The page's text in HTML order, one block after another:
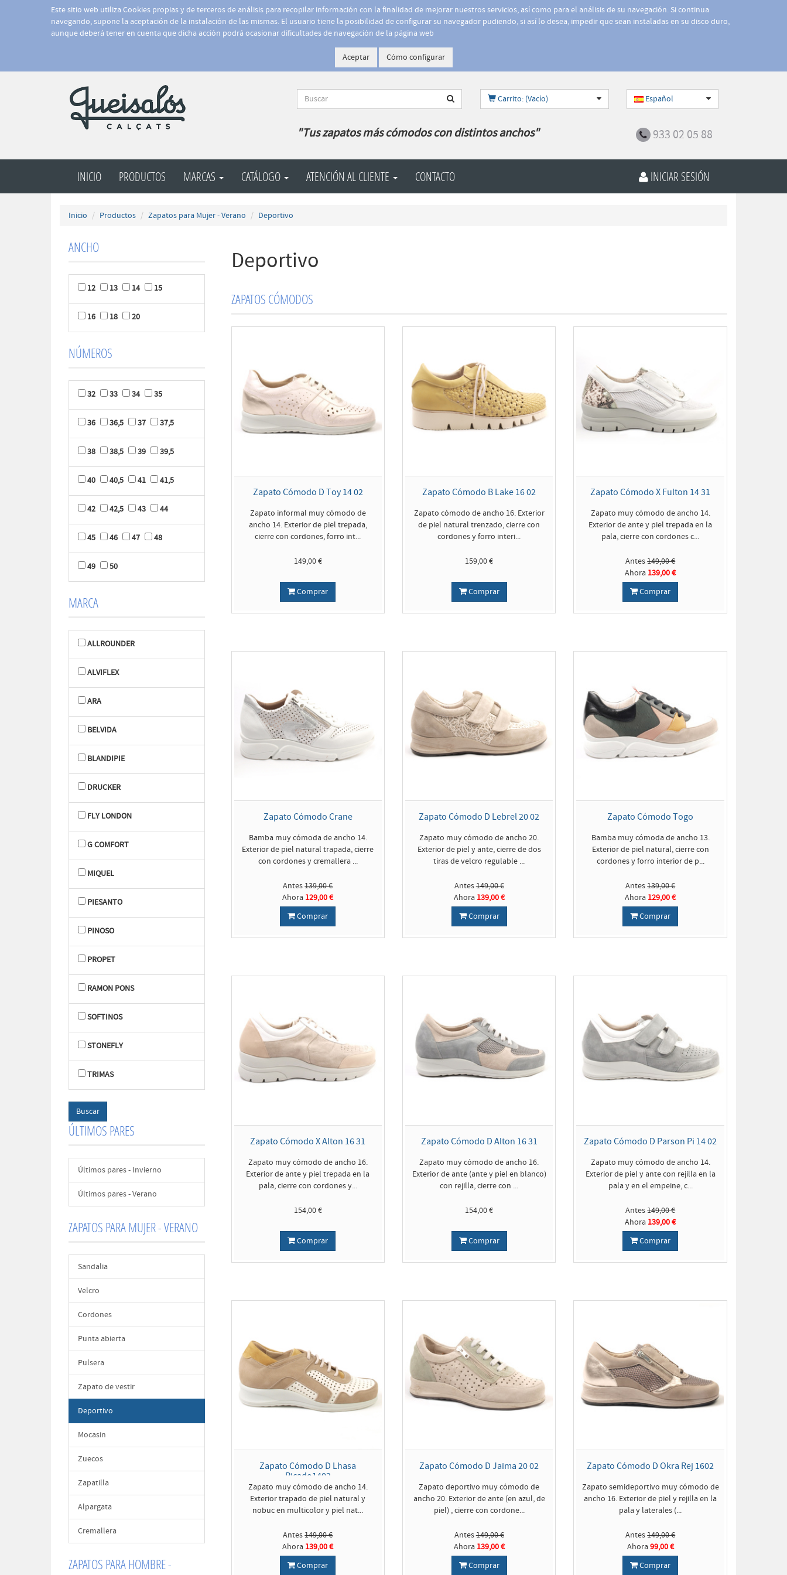
Este sitio web utiliza Cookies propias y de terceros de análisis para recopilar información con la finalidad de mejorar nuestros servicios, así como para el análisis de su navegación. Si continua
navegando, supone la aceptación de la instalación de las mismas. El usuario tiene la posibilidad de configurar su navegador pudiendo, si así lo desea, impedir que sean instaladas en su disco duro,
aunque deberá tener en cuenta que dicha acción podrá ocasionar dificultades de navegación de la página web
Aceptar Cómo configurar
Carrito: (Vacío) Español
"Tus zapatos más cómodos con distintos anchos" 933 02 05 88
INICIO PRODUCTOS MARCAS CATÁLOGO ATENCIÓN AL CLIENTE CONTACTO INICIAR SESIÓN
Inicio Productos Zapatos para Mujer - Verano Deportivo
ANCHO
12 13 14 15
16 18 20
NÚMEROS
32 33 34 35
36 36,5 37 37,5
38 38,5 39 39,5
40 40,5 41 41,5
42 42,5 43 44
45 46 47 48
49 50
MARCA
ALLROUNDER
ALVIFLEX
ARA
BELVIDA
BLANDIPIE
DRUCKER
FLY LONDON
G COMFORT
MIQUEL
PIESANTO
PINOSO
PROPET
RAMON PONS
SOFTINOS
STONEFLY
TRIMAS
ÚLTIMOS PARES
Últimos pares - Invierno
Últimos pares - Verano
ZAPATOS PARA MUJER - VERANO
Sandalia
Velcro
Cordones
Punta abierta
Pulsera
Zapato de vestir
Deportivo
Mocasin
Zuecos
Zapatilla
Alpargata
Cremallera
ZAPATOS PARA HOMBRE -
Deportivo
ZAPATOS CÓMODOS
Zapato Cómodo D Toy 14 02
Zapato informal muy cómodo de
ancho 14. Exterior de piel trepada,
cierre con cordones, forro int...
149,00 €
Comprar
Zapato Cómodo B Lake 16 02
Zapato cómodo de ancho 16. Exterior
de piel natural trenzado, cierre con
cordones y forro interi...
159,00 €
Comprar
Zapato Cómodo X Fulton 14 31
Zapato muy cómodo de ancho 14.
Exterior de ante y piel trepada en la
pala, cierre con cordones c...
Antes149,00 €
Ahora 139,00 €
Comprar
Zapato Cómodo Crane
Bamba muy cómoda de ancho 14.
Exterior de piel natural trapada, cierre
con cordones y cremallera ...
Antes139,00 €
Ahora 129,00 €
Comprar
Zapato Cómodo D Lebrel 20 02
Zapato muy cómodo de ancho 20.
Exterior de piel y ante, cierre de dos
tiras de velcro regulable ...
Antes149,00 €
Ahora 139,00 €
Comprar
Zapato Cómodo Togo
Bamba muy cómoda de ancho 13.
Exterior de piel natural, cierre con
cordones y forro interior de p...
Antes139,00 €
Ahora 129,00 €
Comprar
Zapato Cómodo X Alton 16 31
Zapato muy cómodo de ancho 16.
Exterior de ante y piel trepada en la
pala, cierre con cordones y...
154,00 €
Comprar
Zapato Cómodo D Alton 16 31
Zapato muy cómodo de ancho 16.
Exterior de ante (ante y piel en blanco)
con rejilla, cierre con ...
154,00 €
Comprar
Zapato Cómodo D Parson Pi 14 02
Zapato muy cómodo de ancho 14.
Exterior de piel y ante con rejilla en la
pala y en el empeine, c...
Antes149,00 €
Ahora 139,00 €
Comprar
Zapato Cómodo D Lhasa
Picado1402
Zapato muy cómodo de ancho 14.
Exterior trapado de piel natural y
nobuc en multicolor y piel nat...
Antes149,00 €
Ahora 139,00 €
Comprar
Zapato Cómodo D Jaima 20 02
Zapato deportivo muy cómodo de
ancho 20. Exterior de ante (en azul, de
piel) , cierre con cordone...
Antes149,00 €
Ahora 139,00 €
Comprar
Zapato Cómodo D Okra Rej 1602
Zapato semideportivo muy cómodo de
ancho 16. Exterior de piel y rejilla en la
pala y laterales (...
Antes149,00 €
Ahora99,00 €
Comprar